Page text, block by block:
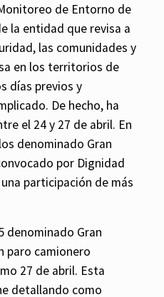
de Entorno de
la entidad que revisa a
las comunidades y
en los territorios de
días previos y
De hecho, ha
el 24 y 27 de abril. En
denominado Gran
por Dignidad
participación de más
denominado Gran
paro camionero
27 de abril. Esta
detallando como